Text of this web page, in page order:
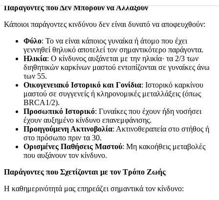
Παράγοντες που Δεν Μπορούν να Αλλάξουν
Κάποιοι παράγοντες κινδύνου δεν είναι δυνατό να αποφευχθούν:
Φύλο: Το να είναι κάποιος γυναίκα ή άτομο που έχει
γεννηθεί θηλυκό αποτελεί τον σημαντικότερο παράγοντα.
Ηλικία: Ο κίνδυνος αυξάνεται με την ηλικία· τα 2/3 των
διηθητικών καρκίνων μαστού εντοπίζονται σε γυναίκες άνω
των 55.
Οικογενειακό Ιστορικό και Γονίδια: Ιστορικό καρκίνου
μαστού σε συγγενείς ή κληρονομικές μεταλλάξεις (όπως
BRCA1/2).
Προσωπικό Ιστορικό: Γυναίκες που έχουν ήδη νοσήσει
έχουν αυξημένο κίνδυνο επανεμφάνισης.
Προηγούμενη Ακτινοβολία: Ακτινοθεραπεία στο στήθος ή
στο πρόσωπο πριν τα 30.
Ορισμένες Παθήσεις Μαστού: Μη κακοήθεις μεταβολές
που αυξάνουν τον κίνδυνο.
Παράγοντες που Σχετίζονται με τον Τρόπο Ζωής
Η καθημερινότητά μας επηρεάζει σημαντικά τον κίνδυνο: